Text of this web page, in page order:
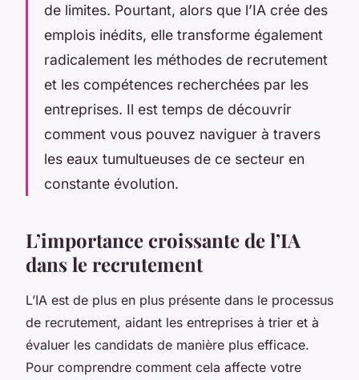
de limites. Pourtant, alors que l’IA crée des
emplois inédits, elle transforme également
radicalement les méthodes de recrutement
et les compétences recherchées par les
entreprises. Il est temps de découvrir
comment vous pouvez naviguer à travers
les eaux tumultueuses de ce secteur en
constante évolution.
L’importance croissante de l’IA
dans le recrutement
L’IA est de plus en plus présente dans le processus
de recrutement, aidant les entreprises à trier et à
évaluer les candidats de manière plus efficace.
Pour comprendre comment cela affecte votre